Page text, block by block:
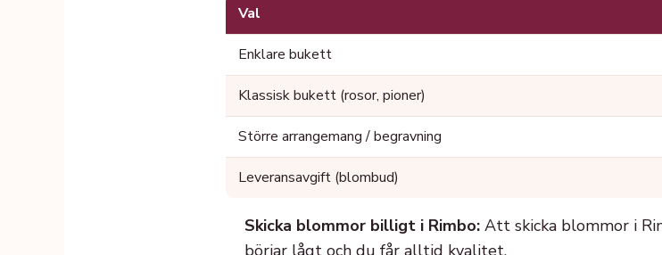
Val
Enklare bukett
Klassisk bukett (rosor, pioner)
Större arrangemang / begravning
Leveransavgift (blombud)
Skicka blommor billigt i Rimbo: Att skicka blommor i
börjar lågt och du får alltid kvalitet.